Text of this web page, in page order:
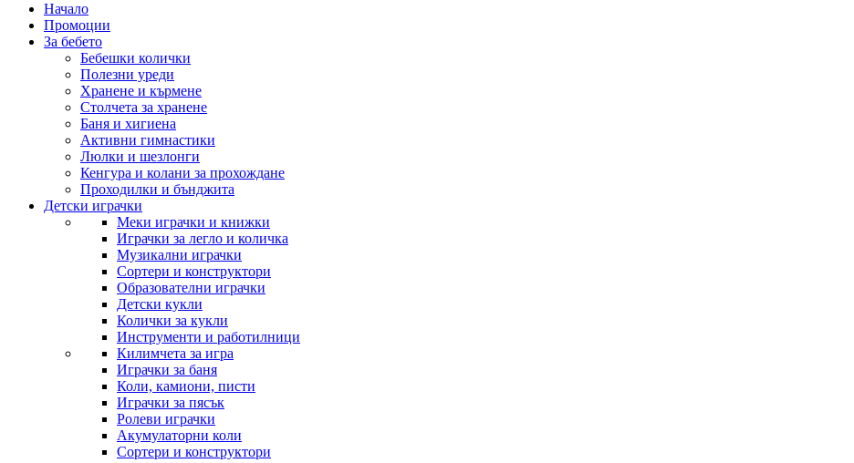
Начало
Промоции
За бебето
Бебешки колички
Полезни уреди
Хранене и кърмене
Столчета за хранене
Баня и хигиена
Активни гимнастики
Люлки и шезлонги
Кенгура и колани за прохождане
Проходилки и бънджита
Детски играчки
Меки играчки и книжки
Играчки за легло и количка
Музикални играчки
Сортери и конструктори
Образователни играчки
Детски кукли
Колички за кукли
Инструменти и работилници
Килимчета за игра
Играчки за баня
Коли, камиони, писти
Играчки за пясък
Ролеви играчки
Акумулаторни коли
Сортери и конструктори